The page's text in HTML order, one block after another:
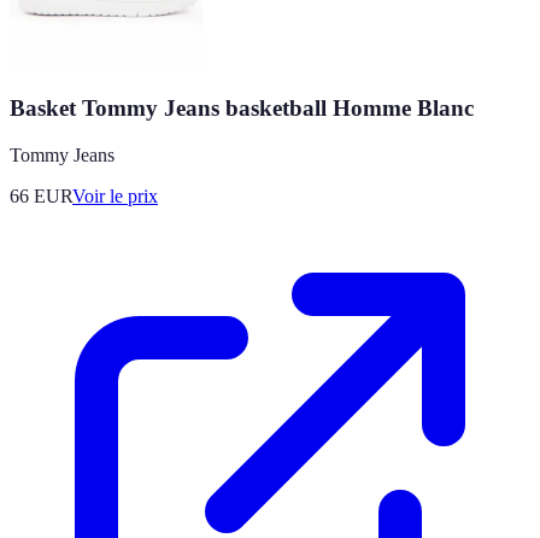
Basket Tommy Jeans basketball Homme Blanc
Tommy Jeans
66 EURVoir le prix